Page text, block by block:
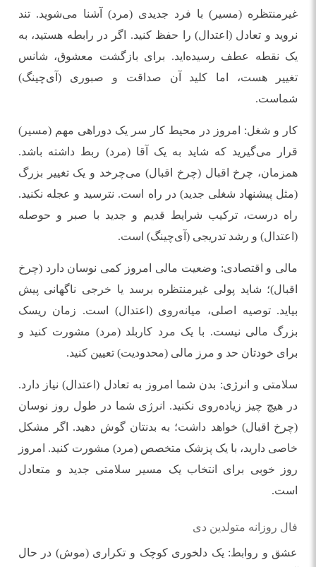
غیرمنتظره (مسیر) با فرد جدیدی (مرد) آشنا می‌شوید. تند
نروید و تعادل (اعتدال) را حفظ کنید. اگر در رابطه هستید، به
یک نقطه عطف رسیده‌اید. برای بازگشت معشوق، شانس
تغییر هست، اما کلید آن صداقت و صبوری (آی‌چینگ)
شماست.
کار و شغل: امروز در محیط کار سر یک دوراهی مهم (مسیر)
قرار می‌گیرید که شاید به یک آقا (مرد) ربط داشته باشد.
همزمان، چرخ اقبال (چرخ اقبال) می‌چرخد و یک تغییر بزرگ
(مثل پیشنهاد شغلی جدید) در راه است. نترسید و عجله نکنید.
راه درست، ترکیب شرایط قدیم و جدید با صبر و حوصله
(اعتدال) و رشد تدریجی (آی‌چینگ) است.
مالی و اقتصادی: وضعیت مالی امروز کمی نوسان دارد (چرخ
اقبال)؛ شاید پولی غیرمنتظره برسد یا خرجی ناگهانی پیش
بیاید. توصیه اصلی، میانه‌روی (اعتدال) است. زمان ریسک
بزرگ مالی نیست. با یک مرد کاربلد (مرد) مشورت کنید و
برای خودتان حد و مرز مالی (محدودیت) تعیین کنید.
سلامتی و انرژی: بدن شما امروز به تعادل (اعتدال) نیاز دارد.
در هیچ چیز زیاده‌روی نکنید. انرژی شما در طول روز نوسان
(چرخ اقبال) خواهد داشت؛ به بدنتان گوش دهید. اگر مشکل
خاصی دارید، با یک پزشک متخصص (مرد) مشورت کنید. امروز
روز خوبی برای انتخاب یک مسیر سلامتی جدید و متعادل
است.
فال روزانه متولدین دی
عشق و روابط: یک دلخوری کوچک و تکراری (موش) در حال